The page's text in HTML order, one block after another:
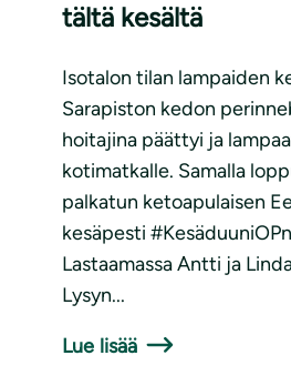
tältä kesältä
Isotalon tilan lampaiden
Sarapiston kedon
hoitajina päättyi ja
kotimatkalle. Samalla
palkatun ketoapulaisen
kesäpesti
Lastaamassa Antti ja
Lysyn...
Lue lisää